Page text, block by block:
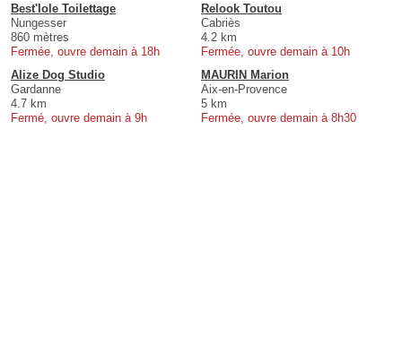
Best'Iole Toilettage
Nungesser
860 mètres
Fermée, ouvre demain à 18h
Relook Toutou
Cabriès
4.2 km
Fermée, ouvre demain à 10h
Alize Dog Studio
Gardanne
4.7 km
Fermé, ouvre demain à 9h
MAURIN Marion
Aix-en-Provence
5 km
Fermée, ouvre demain à 8h30